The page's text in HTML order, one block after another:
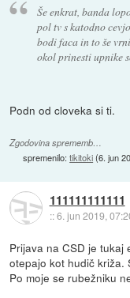
Še enkrat, banda
pol tv s katodno
bodi faca in to še
okol prinesti upnike
Podn od cloveka si ti.
Zgodovina sprememb…
spremenilo:tikitoki(6. jun
111111111111
::6. jun 2019,
Prijava na CSD je tukaj
otepajo kot hudič križa.
Po moje se rubežniku